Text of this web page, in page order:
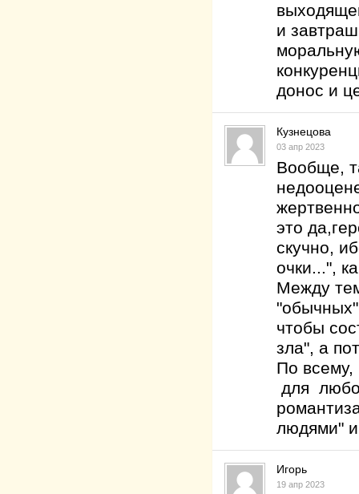
и
донос и
Кузнецова
03 апр 2023
Вообще,
это
скучно,
очки...",
Между
чтобы
зла", а
По всему,
для
людями" и
Игорь
19 апр 2023